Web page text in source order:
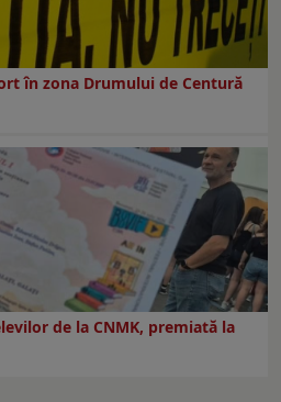
în zona Drumului de Centură
de la CNMK, premiată la